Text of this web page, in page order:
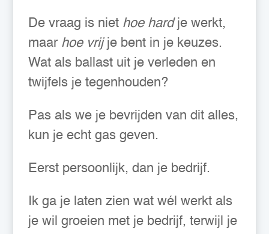
De vraag is niet hoe hardje werkt,
maar hoe vrijje bent in je keuzes.
Wat als ballast uit je verleden en
twijfels je tegenhouden?
Pas als we je bevrijden van dit alles,
kun je echt gas geven.
Eerst persoonlijk, dan je bedrijf.
Ik ga je laten zien wat wél werkt als
je wil groeien met je bedrijf, terwijl je